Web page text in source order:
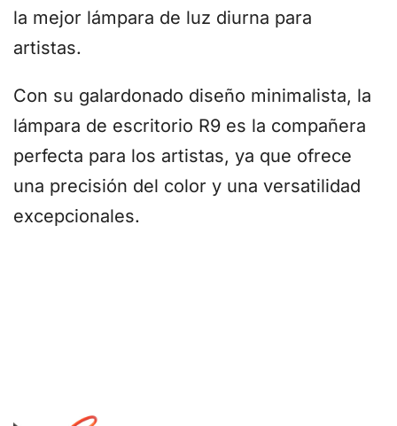
la mejor lámpara de luz diurna para
artistas.
Con su galardonado diseño minimalista, la
lámpara de escritorio R9 es la compañera
perfecta para los artistas, ya que ofrece
una precisión del color y una versatilidad
excepcionales.